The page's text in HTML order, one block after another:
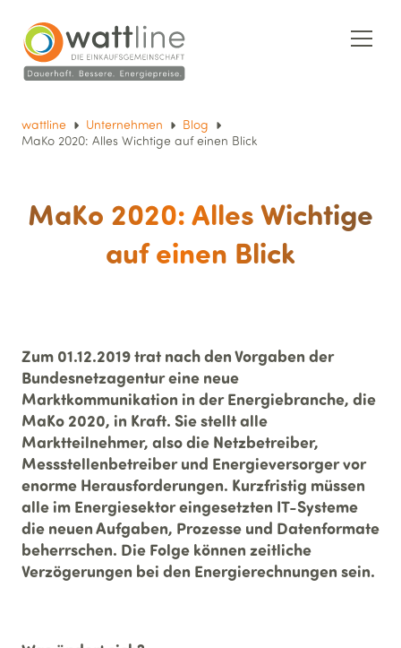
wattline Unternehmen
Blog
MaKo 2020: Alles Wichtige auf einen Blick
MaKo 2020: Alles Wichtige
auf einen Blick
Zum 01.12.2019 trat nach den Vorgaben der
Bundesnetzagentur eine neue
Marktkommunikation in der Energiebranche, die
MaKo 2020, in Kraft. Sie stellt alle
Marktteilnehmer, also die Netzbetreiber,
Messstellenbetreiber und Energieversorger vor
enorme Herausforderungen. Kurzfristig müssen
alle im Energiesektor eingesetzten IT-Systeme
die neuen Aufgaben, Prozesse und Datenformate
beherrschen. Die Folge können zeitliche
Verzögerungen bei den Energierechnungen sein.